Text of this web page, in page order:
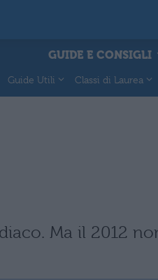
GUIDE E CONSIGLI
Guide Utili Classi di Laurea
Ma il 2012